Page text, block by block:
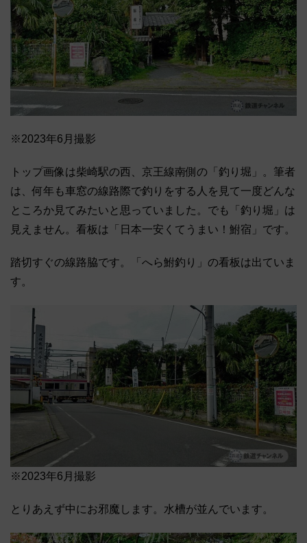
※2023年6月撮影
トップ画像は柴崎駅の西、京王線南側の「釣り堀」。筆者
は、何年も車窓の線路際で釣りをする人を見て一度どんな
ところか見てみたいと思っていました。でも「釣り堀」は
見えません。看板は「日本一安くてうまい！鮒宿」です。
踏切すぐの線路脇です。「へら鮒釣り」の看板は出ていま
す。
※2023年6月撮影
とりあえず中にお邪魔します。水槽が並んでいます。